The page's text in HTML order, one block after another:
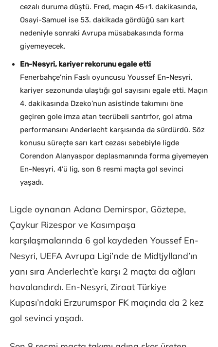
cezalı duruma düştü. Fred, maçın 45+1. dakikasında,
Osayi-Samuel ise 53. dakikada gördüğü sarı kart
nedeniyle sonraki Avrupa müsabakasında forma
giyemeyecek.
En-Nesyri, kariyer rekorunu egale etti
Fenerbahçe’nin Faslı oyuncusu Youssef En-Nesyri,
kariyer sezonunda ulaştığı gol sayısını egale etti. Maçın
4. dakikasında Dzeko’nun asistinde takımını öne
geçiren gole imza atan tecrübeli santrfor, gol atma
performansını Anderlecht karşısında da sürdürdü. Söz
konusu süreçte sarı kart cezası sebebiyle ligde
Corendon Alanyaspor deplasmanında forma giyemeyen
En-Nesyri, 4’ü lig, son 8 resmi maçta gol sevinci
yaşadı.
Ligde oynanan Adana Demirspor, Göztepe,
Çaykur Rizespor ve Kasımpaşa
karşılaşmalarında 6 gol kaydeden Youssef En-
Nesyri, UEFA Avrupa Ligi’nde de Midtjylland’ın
yanı sıra Anderlecht’e karşı 2 maçta da ağları
havalandırdı. En-Nesyri, Ziraat Türkiye
Kupası’ndaki Erzurumspor FK maçında da 2 kez
gol sevinci yaşadı.